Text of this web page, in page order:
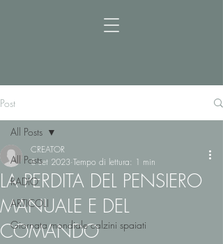
Post
All Posts
RADIO
ARTICOLI
Giornata mondiale calzini spaiati
All Posts
LA PERDITA DEL PENSIERO
MANUALE E DEL
COMANDO
CREATOR
8 set 2023 Tempo di lettura: 1 min